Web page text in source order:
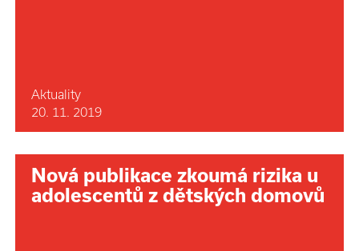
Aktuality
20. 11. 2019
Nová publikace zkoumá rizika u
adolescentů z dětských domovů